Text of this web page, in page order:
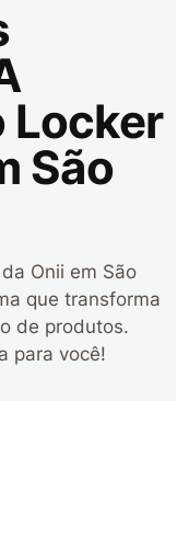
Locker
São
Onii em São
que transforma
de produtos.
para você!